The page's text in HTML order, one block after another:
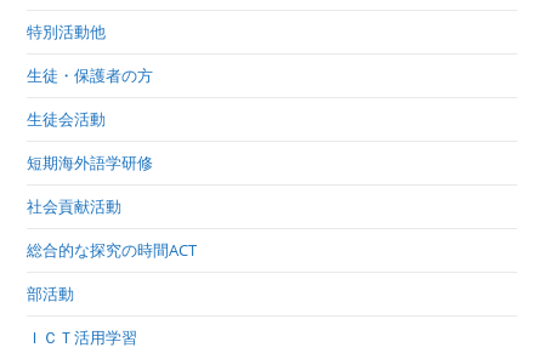
特別活動他
生徒・保護者の方
生徒会活動
短期海外語学研修
社会貢献活動
総合的な探究の時間ACT
部活動
ＩＣＴ活用学習